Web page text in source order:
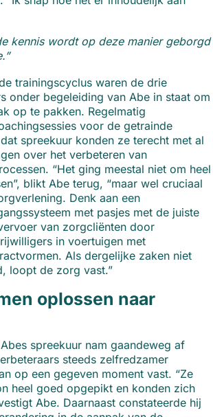
kennis wordt op deze manier geborgd
trainingscyclus waren de drie
onder begeleiding van Abe in staat om
op te pakken. Regelmatig
voor de getrainde
spreekuur konden ze terecht met al
over het verbeteren van
“Het ging meestal niet om heel
blikt Abe terug, “maar wel cruciaal
Denk aan een
met pasjes met de juiste
van zorgcliënten door
in voertuigen met
Als dergelijke zaken niet
loopt de zorg vast.”
oplossen naar
spreekuur nam gaandeweg af
steeds zelfredzamer
op een gegeven moment vast. “Ze
heel goed opgepikt en konden zich
Abe. Daarnaast constateerde hij